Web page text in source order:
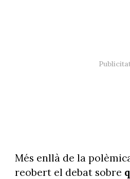
Més enllà de la
reobert el debat sobre